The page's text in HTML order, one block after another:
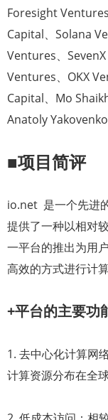
Foresight
Capital、Solana
Ventures、
Ventures、OKX
Capital、Mo
Anatoly
■项目简评
io.net 是一个先进
提供了一种以相对
一平台的推出为用
高效的方式进行计
+平台的主要功
1. 去中心化计算网
计算资源分布在全